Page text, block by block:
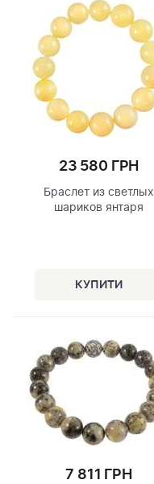
23 580 ГРН
Браслет из светлых
шариков янтаря
7 811 ГРН